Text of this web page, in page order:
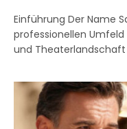
Einführung Der Name
professionellen
und Theaterlandschaft